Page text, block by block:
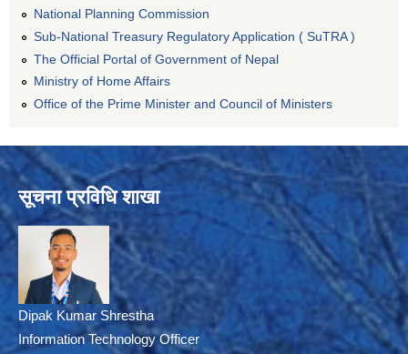
National Planning Commission
Sub-National Treasury Regulatory Application ( SuTRA )
The Official Portal of Government of Nepal
Ministry of Home Affairs
Office of the Prime Minister and Council of Ministers
सूचना प्रविधि शाखा
Dipak Kumar Shrestha
Information Technology Officer